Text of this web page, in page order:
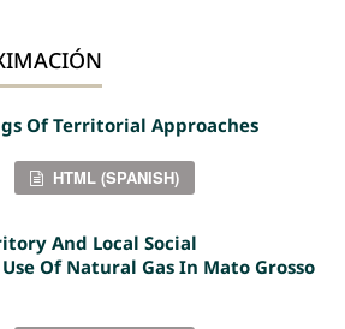
Of Territorial Approaches
HTML (SPANISH)
And Local Social
Of Natural Gas In Mato Grosso